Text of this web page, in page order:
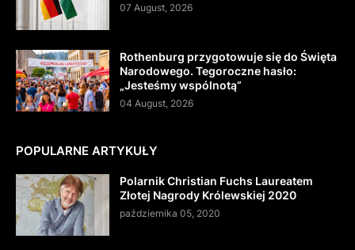
07 August, 2026
Rothenburg przygotowuje się do Święta
Narodowego. Tegoroczne hasło:
„Jesteśmy wspólnotą”
04 August, 2026
POPULARNE ARTYKUŁY
Polarnik Christian Fuchs Laureatem
Złotej Nagrody Królewskiej 2020
października 05, 2020